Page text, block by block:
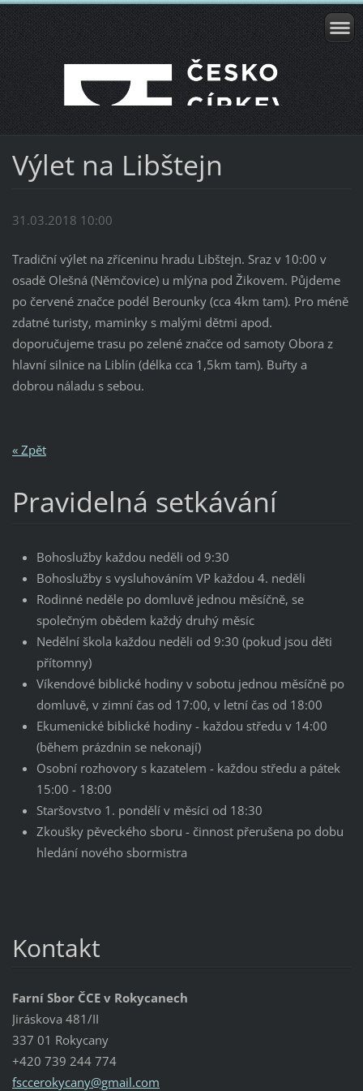
Výlet na Libštejn
31.03.2018 10:00
Tradiční výlet na zříceninu hradu Libštejn. Sraz v 10:00 v
osadě Olešná (Němčovice) u mlýna pod Žikovem. Půjdeme
po červené značce podél Berounky (cca 4km tam). Pro méně
zdatné turisty, maminky s malými dětmi apod.
doporučujeme trasu po zelené značce od samoty Obora z
hlavní silnice na Liblín (délka cca 1,5km tam). Buřty a
dobrou náladu s sebou.
« Zpět
Pravidelná setkávání
Bohoslužby každou neděli od 9:30
Bohoslužby s vysluhováním VP každou 4. neděli
Rodinné neděle po domluvě jednou měsíčně, se
společným obědem každý druhý měsíc
Nedělní škola každou neděli od 9:30 (pokud jsou děti
přítomny)
Víkendové biblické hodiny v sobotu jednou měsíčně po
domluvě, v zimní čas od 17:00, v letní čas od 18:00
Ekumenické biblické hodiny - každou středu v 14:00
(během prázdnin se nekonají)
Osobní rozhovory s kazatelem - každou středu a pátek
15:00 - 18:00
Staršovstvo 1. pondělí v měsíci od 18:30
Zkoušky pěveckého sboru - činnost přerušena po dobu
hledání nového sbormistra
Kontakt
Farní Sbor ČCE v Rokycanech
Jiráskova 481/II
337 01 Rokycany
+420 739 244 774
fsccerokycany@gmail.com